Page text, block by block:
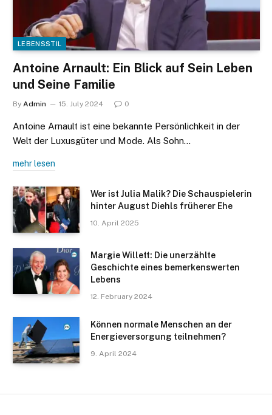
LEBENSSTIL
Antoine Arnault: Ein Blick auf Sein Leben
und Seine Familie
By Admin 15. July 2024 0
Antoine Arnault ist eine bekannte Persönlichkeit in der
Welt der Luxusgüter und Mode. Als Sohn…
mehr lesen
Wer ist Julia Malik? Die Schauspielerin
hinter August Diehls früherer Ehe
10. April 2025
Margie Willett: Die unerzählte
Geschichte eines bemerkenswerten
Lebens
12. February 2024
Können normale Menschen an der
Energieversorgung teilnehmen?
9. April 2024